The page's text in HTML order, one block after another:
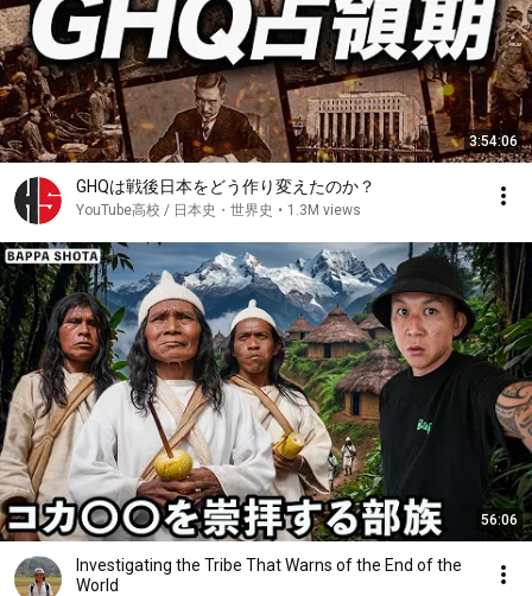
3:54:06
GHQは戦後日本をどう作り変えたのか？
YouTube高校 / 日本史・世界史 • 1.3M views
56:06
Investigating the Tribe That Warns of the End of the
World